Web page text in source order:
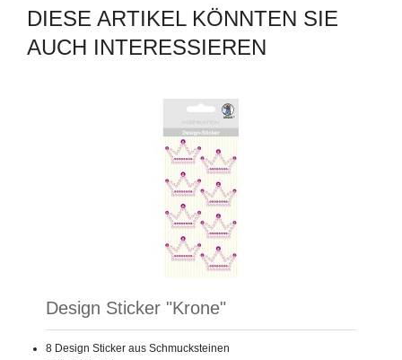
DIESE ARTIKEL KÖNNTEN SIE
AUCH INTERESSIEREN
Design Sticker "Krone"
8 Design Sticker aus Schmucksteinen